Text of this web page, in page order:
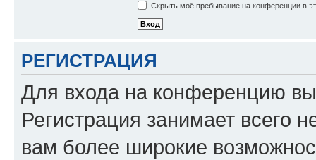
Скрыть моё пребывание на конференции в
РЕГИСТРАЦИЯ
Для входа на конференцию
Регистрация занимает всего
вам более широкие